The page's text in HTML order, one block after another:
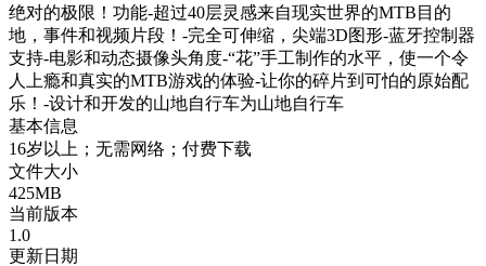
绝对的极限！功能-超过40层灵感来自现实世界的MTB目的
地，事件和视频片段！-完全可伸缩，尖端3D图形-蓝牙控制器
支持-电影和动态摄像头角度-“花”手工制作的水平，使一个令
人上瘾和真实的MTB游戏的体验-让你的碎片到可怕的原始配
乐！-设计和开发的山地自行车为山地自行车
基本信息
16岁以上；无需网络；付费下载
文件大小
425MB
当前版本
1.0
更新日期